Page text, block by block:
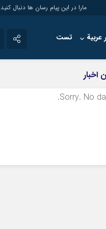
مارا در این پیام رسان ها دنبال کنید
عربية تست
اخبار
Sorry. No